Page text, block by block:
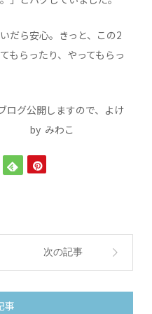
だら安心。きっと、この2
もらったり、やってもらっ
ログ公開しますので、よけ
by みわこ
次の記事
事